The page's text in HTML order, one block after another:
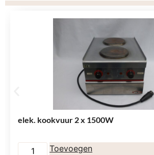
elek. kookvuur 2 x 1500W
Toevoegen